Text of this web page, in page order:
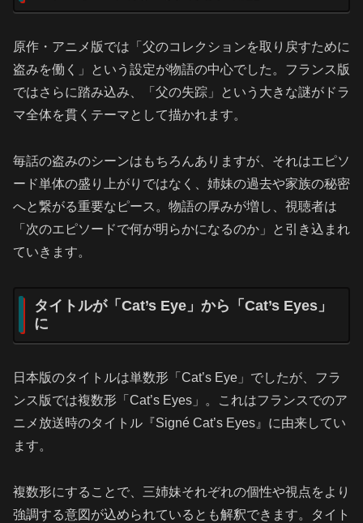
原作・アニメ版では「父のコレクションを取り戻すために
盗みを働く」という設定が物語の中心でした。フランス版
ではさらに踏み込み、「父の失踪」という大きな謎がドラ
マ全体を貫くテーマとして描かれます。
毎話の盗みのシーンはもちろんありますが、それはエピソ
ード単体の盛り上がりではなく、姉妹の過去や家族の秘密
へと繋がる重要なピース。物語の厚みが増し、視聴者は
「次のエピソードで何が明らかになるのか」と引き込まれ
ていきます。
タイトルが「Cat’s Eye」から「Cat’s Eyes」
に
日本版のタイトルは単数形「Cat’s Eye」でしたが、フラ
ンス版では複数形「Cat’s Eyes」。これはフランスでのア
ニメ放送時のタイトル『Signé Cat’s Eyes』に由来してい
ます。
複数形にすることで、三姉妹それぞれの個性や視点をより
強調する意図が込められているとも解釈できます。タイト